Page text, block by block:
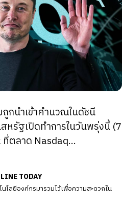
ถูกนำเข้าคำนวณในดัชนี
รัฐเปิดทำการในวันพรุ่งนี้ (7
ตลาด Nasdaq...
TODAY
โลยีองค์กรมารวมไว้เพื่อความสะดวกใน